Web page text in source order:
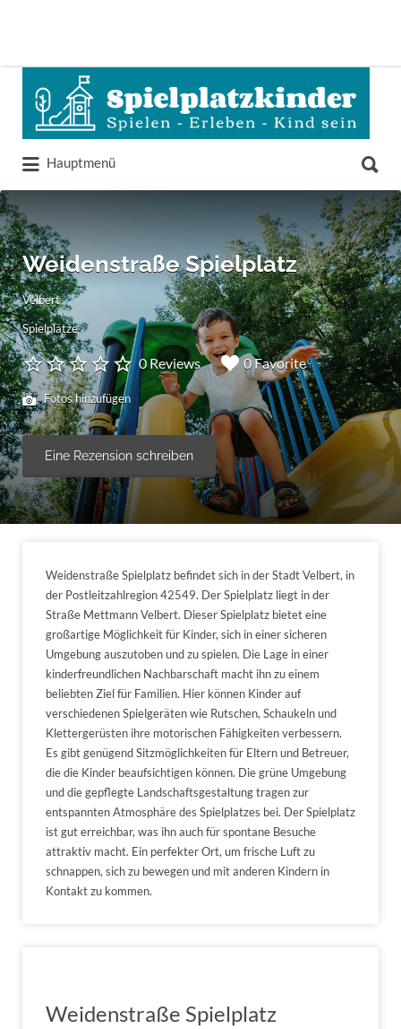
Suchen
nach:
Hauptmenü
nach:
Weidenstraße Spielplatz
Velbert
Spielplätze
0 Reviews 0 Favorite
Fotos hinzufügen
Eine Rezension schreiben
Weidenstraße Spielplatz befindet sich in der Stadt Velbert, in
der Postleitzahlregion 42549. Der Spielplatz liegt in der
Straße Mettmann Velbert. Dieser Spielplatz bietet eine
großartige Möglichkeit für Kinder, sich in einer sicheren
Umgebung auszutoben und zu spielen. Die Lage in einer
kinderfreundlichen Nachbarschaft macht ihn zu einem
beliebten Ziel für Familien. Hier können Kinder auf
verschiedenen Spielgeräten wie Rutschen, Schaukeln und
Klettergerüsten ihre motorischen Fähigkeiten verbessern.
Es gibt genügend Sitzmöglichkeiten für Eltern und Betreuer,
die die Kinder beaufsichtigen können. Die grüne Umgebung
und die gepflegte Landschaftsgestaltung tragen zur
entspannten Atmosphäre des Spielplatzes bei. Der Spielplatz
ist gut erreichbar, was ihn auch für spontane Besuche
attraktiv macht. Ein perfekter Ort, um frische Luft zu
schnappen, sich zu bewegen und mit anderen Kindern in
Kontakt zu kommen.
Weidenstraße Spielplatz